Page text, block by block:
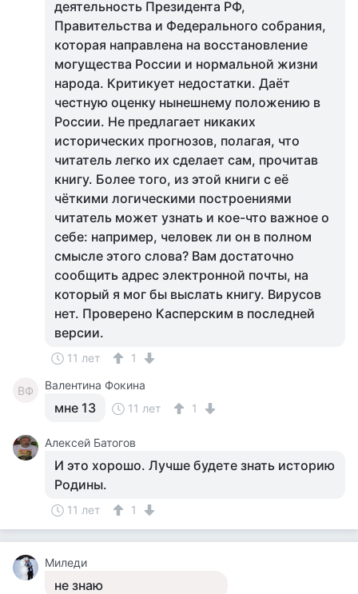
деятельность Президента РФ,
Правительства и Федерального собрания,
которая направлена на восстановление
могущества России и нормальной жизни
народа. Критикует недостатки. Даёт
честную оценку нынешнему положению в
России. Не предлагает никаких
исторических прогнозов, полагая, что
читатель легко их сделает сам, прочитав
книгу. Более того, из этой книги с её
чёткими логическими построениями
читатель может узнать и кое-что важное о
себе: например, человек ли он в полном
смысле этого слова? Вам достаточно
сообщить адрес электронной почты, на
который я мог бы выслать книгу. Вирусов
нет. Проверено Касперским в последней
версии.
11 лет 1
ВФ Валентина Фокина
мне 13 11 лет 1
Алексей Батогов
И это хорошо. Лучше будете знать историю
Родины.
11 лет 1
Миледи
не знаю